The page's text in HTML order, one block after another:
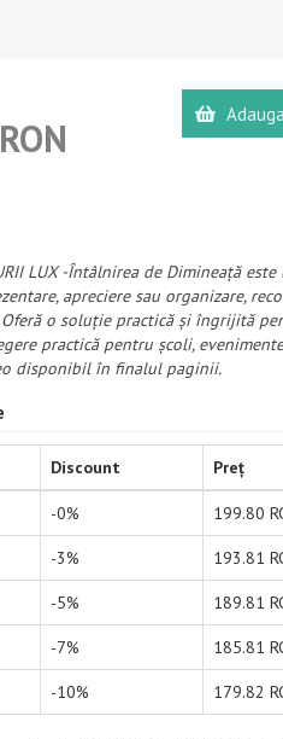
RON
LUX -Întâlnirea de Dimineață
apreciere sau organizare,
o soluție practică și îngrijită
practică pentru școli,
disponibil în finalul paginii.
Discount Preț
-0% 199.80
-3% 193.81
-5% 189.81
-7% 185.81
-10% 179.82